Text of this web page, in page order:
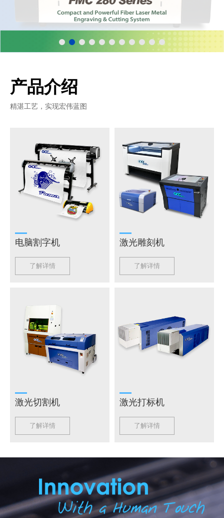
产品介绍
精湛工艺，实现宏伟蓝图
电脑割字机
了解详情
激光雕刻机
了解详情
激光切割机
了解详情
激光打标机
了解详情